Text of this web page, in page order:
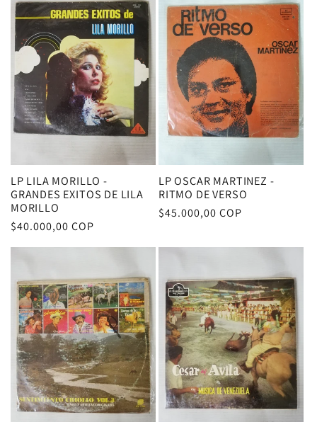
LP LILA MORILLO -
GRANDES EXITOS DE LILA
MORILLO
Precio
$40.000,00 COP
LP OSCAR MARTINEZ -
RITMO DE VERSO
Precio
$45.000,00 COP